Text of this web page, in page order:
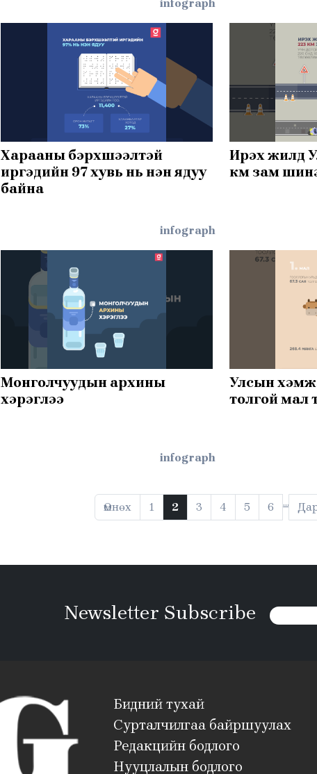
infograph
Харааны бэрхшээлтэй
иргэдийн 97 хувь нь нэн ядуу
байна
infograph
Ирэх жилд
км зам
Монголчуудын архины
хэрэглээ
infograph
Улсын
толгой мал
Өмнөх 1 2 3 4 5 6 …
Newsletter Subscribe
Бидний тухай
Сурталчилгаа байршуулах
Редакцийн бодлого
Нууцлалын бодлого